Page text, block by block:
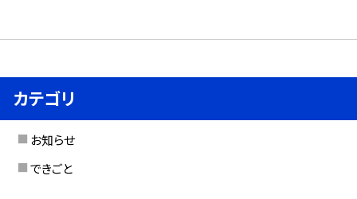
カテゴリ
お知らせ
できごと